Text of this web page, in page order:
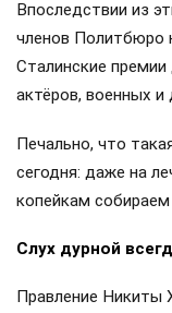
вождю не
инвентарные
объекты
охраной ФСО, в
экскурсии.
«приватизация»,
сленге не
Что касается
не прикасался и